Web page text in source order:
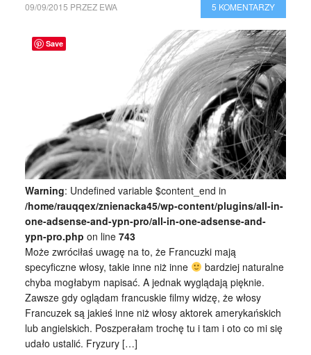
09/09/2015 PRZEZ EWA 5 KOMENTARZY
Warning: Undefined variable $content_end in
/home/rauqqex/znienacka45/wp-content/plugins/all-in-
one-adsense-and-ypn-pro/all-in-one-adsense-and-
ypn-pro.php on line 743
Może zwróciłaś uwagę na to, że Francuzki mają
specyficzne włosy, takie inne niż inne
bardziej naturalne
chyba mogłabym napisać. A jednak wyglądają pięknie.
Zawsze gdy oglądam francuskie filmy widzę, że włosy
Francuzek są jakieś inne niż włosy aktorek amerykańskich
lub angielskich. Poszperałam trochę tu i tam i oto co mi się
udało ustalić. Fryzury […]
Save